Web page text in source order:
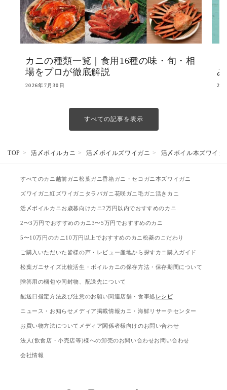
カニの種類一覧｜食用16種の味・旬・相
場をプロが徹底解説
2026年7月30日
すべての記事を表示
TOP 活〆ボイルカニ 活〆ボイルズワイガニ 活〆ボイル本ズワイガ
すべてのカニ 越前ガニ松葉ガニ香箱ガニ・セコガニ 本ズワイガニ
ズワイガニ 紅ズワイガニ タラバガニ 花咲ガニ毛ガニ 活きカニ
活〆ボイルカニ お歳暮向けカニ2万円以内でおすすめのカニ
2〜3万円でおすすめのカニ 3〜5万円でおすすめのカニ
5〜10万円のカニ 10万円以上でおすすめのカニ 松菱のこだわり
ご購入いただいた皆様の声・レビュー産地から探すカニ購入ガイド
松葉ガニサイズ比較活生・ボイルカニの保存方法・保存期間について
贈答用の梱包や同封物、配送先について
配送日指定方法及び注意のお願い関連店舗・食事処レシピ
ニュース・お知らせ メディア掲載情報カニ・海鮮リサーチセンター
お買い物方法について メディア関係者様向けのお問い合わせ
法人(飲食店・小売店等)様への卸売のお問い合わせお問い合わせ
会社情報